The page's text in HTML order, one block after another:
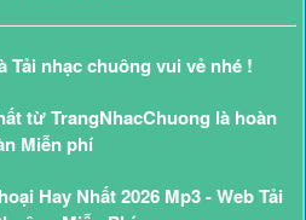
Tải nhạc chuông vui vẻ nhé !
từ TrangNhacChuong là hoàn
Miễn phí
Hay Nhất 2026 Mp3 - Web Tải